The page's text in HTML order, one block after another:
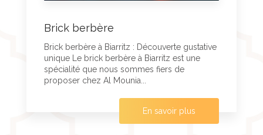
Brick berbère
Brick berbère à Biarritz : Découverte gustative
unique Le brick berbère à Biarritz est une
spécialité que nous sommes fiers de
proposer chez Al Mounia...
En savoir plus